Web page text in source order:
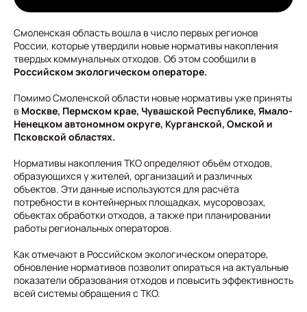
Смоленская область вошла в число первых регионов
России, которые утвердили новые нормативы накопления
твердых коммунальных отходов. Об этом сообщили в
Российском экологическом операторе.
Помимо Смоленской области новые нормативы уже приняты
в Москве, Пермском крае, Чувашской Республике, Ямало-
Ненецком автономном округе, Курганской, Омской и
Псковской областях.
Нормативы накопления ТКО определяют объём отходов,
образующихся у жителей, организаций и различных
объектов. Эти данные используются для расчёта
потребности в контейнерных площадках, мусоровозах,
объектах обработки отходов, а также при планировании
работы региональных операторов.
Как отмечают в Российском экологическом операторе,
обновление нормативов позволит опираться на актуальные
показатели образования отходов и повысить эффективность
всей системы обращения с ТКО.